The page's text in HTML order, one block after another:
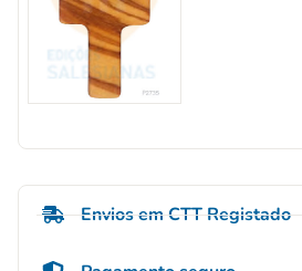
Envios em CTT Registado